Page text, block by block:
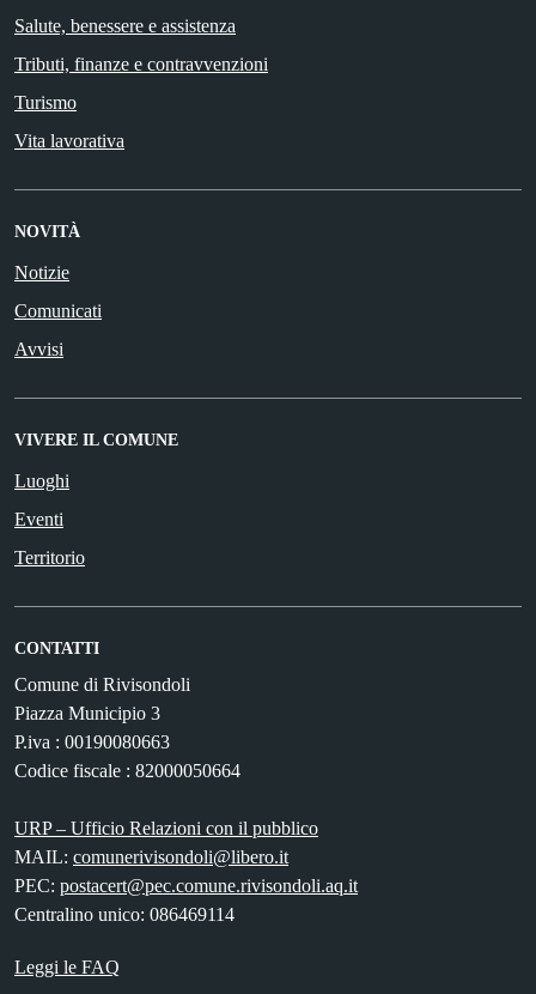
Salute, benessere e assistenza
Tributi, finanze e contravvenzioni
Turismo
Vita lavorativa
NOVITÀ
Notizie
Comunicati
Avvisi
VIVERE IL COMUNE
Luoghi
Eventi
Territorio
CONTATTI
Comune di Rivisondoli
Piazza Municipio 3
P.iva : 00190080663
Codice fiscale : 82000050664
URP – Ufficio Relazioni con il pubblico
MAIL: comunerivisondoli@libero.it
PEC: postacert@pec.comune.rivisondoli.aq.it
Centralino unico: 086469114
Leggi le FAQ